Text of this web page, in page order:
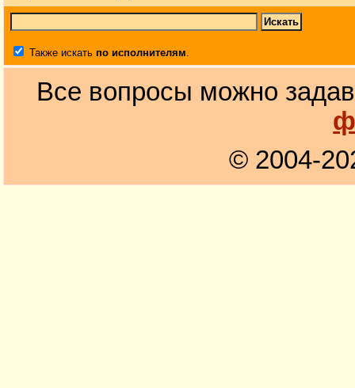
Также искать по исполнителям.
Все вопросы можно
© 2004-